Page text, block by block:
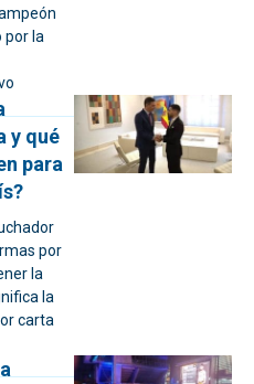
por la
y qué
para
por
la
la
carta